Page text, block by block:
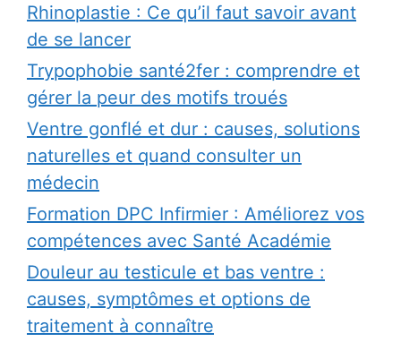
Rhinoplastie : Ce qu’il faut savoir avant
de se lancer
Trypophobie santé2fer : comprendre et
gérer la peur des motifs troués
Ventre gonflé et dur : causes, solutions
naturelles et quand consulter un
médecin
Formation DPC Infirmier : Améliorez vos
compétences avec Santé Académie
Douleur au testicule et bas ventre :
causes, symptômes et options de
traitement à connaître